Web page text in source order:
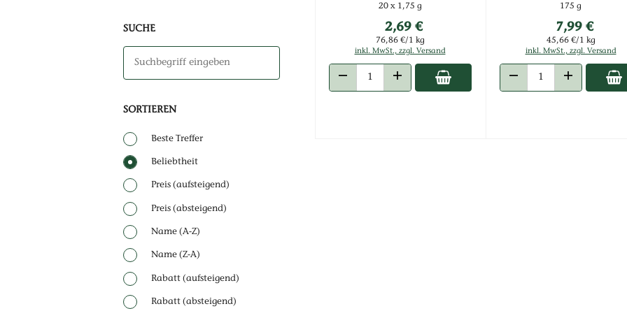
SUCHE
SORTIEREN
Beste Treffer
Beliebtheit
Preis (aufsteigend)
Preis (absteigend)
Name (A-Z)
Name (Z-A)
Rabatt (aufsteigend)
Rabatt (absteigend)
20 x 1,75 g
2,69 €
76,86 €/1 kg
inkl. MwSt., zzgl. Versand
ANZAHL VERRINGERNANZAHL ERHÖHEN
175 g
7,99 €
45,66 €/1 kg
inkl. MwSt., zzgl. Versand
ANZAHL VERRINGERN
ANZAHL